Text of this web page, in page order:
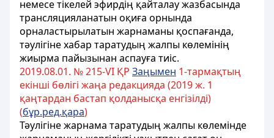
немесе тікелей эфирдің қайталау жазбасында
трансляцияланатын оқиға орнында
орналастырылатын жарнаманы қоспағанда,
тәулігіне хабар таратудың жалпы көлемінің
жиырма пайызынан аспауға тиіс.
2019.08.01. № 215-VІ ҚР Заңымен 1-тармақтың
екінші бөлігі жаңа редакцияда (2019 ж. 1
қаңтардан бастап қолданысқа енгізілді)
(бұр.ред.қара)
Тәулігіне жарнама таратудың жалпы көлемінде